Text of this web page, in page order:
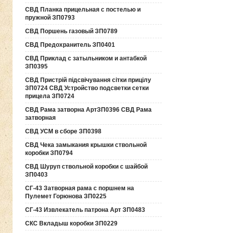
СВД Планка прицельная с постелью и
пружной ЗП0793
СВД Поршень газовый ЗП0789
СВД Предохранитель ЗП0401
СВД Приклад с затыльником и антабкой
ЗП0395
СВД Пристрій підсвічування сітки прицілу
ЗП0724 СВД Устройство подсветки сетки
прицела ЗП0724
СВД Рама затворна АртЗП0396 СВД Рама
затворная
СВД УСМ в сборе ЗП0398
СВД Чека замыкания крышки ствольной
коробки ЗП0794
СВД Шуруп ствольной коробки с шайбой
ЗП0403
СГ-43 Затворная рама с поршнем на
Пулемет Горюнова ЗП0225
СГ-43 Извлекатель патрона Арт ЗП0483
СКС Вкладыш коробки ЗП0229